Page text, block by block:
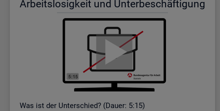
Ar­beits­lo­sig­keit und Un­ter­be­schäf­ti­gung
Was ist der Un­ter­schied? (Dauer: 5:15)